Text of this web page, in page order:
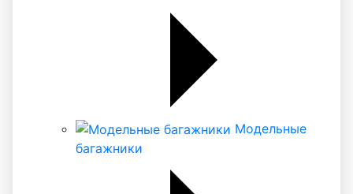
Модельные
багажники